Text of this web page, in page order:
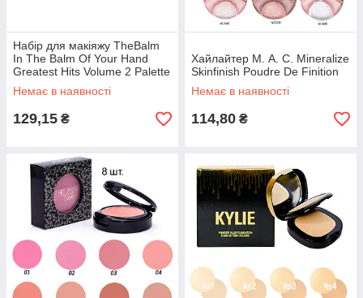
Набір для макіяжу TheBalm
In The Balm Of Your Hand
Greatest Hits Volume 2 Palette
Немає в наявності
129,15 ₴
Хайлайтер M. А. С. Mineralize
Skinfinish Poudre De Finition
Немає в наявності
114,80 ₴